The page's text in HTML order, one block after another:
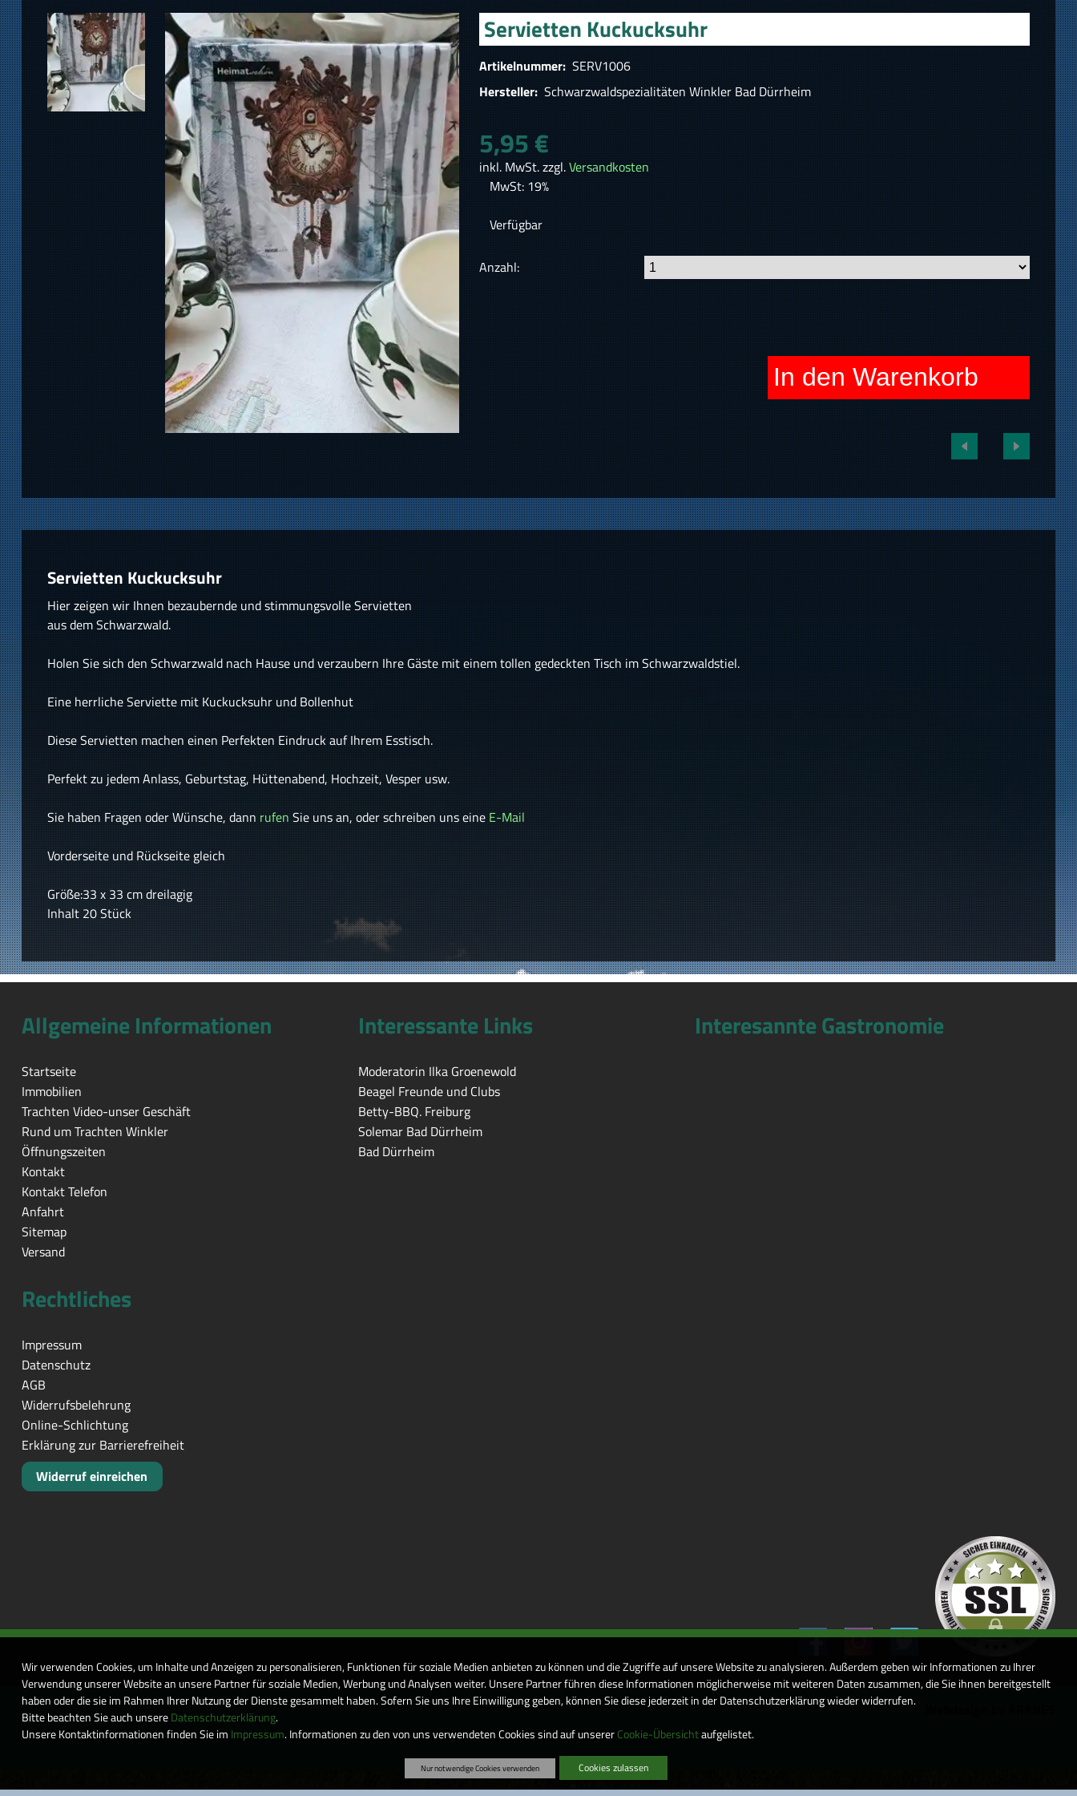
Servietten Kuckucksuhr
Artikelnummer: SERV1006
Hersteller: Schwarzwaldspezialitäten Winkler Bad Dürrheim
5,95 €
inkl. MwSt. zzgl.Versandkosten
MwSt: 19%
Verfügbar
Anzahl:
In den Warenkorb
Servietten Kuckucksuhr
Hier zeigen wir Ihnen bezaubernde und stimmungsvolle Servietten
aus dem Schwarzwald.
Holen Sie sich den Schwarzwald nach Hause und verzaubern Ihre Gäste mit einem tollen gedeckten Tisch im Schwarzwaldstiel.
Eine herrliche Serviette mit Kuckucksuhr und Bollenhut
Diese Servietten machen einen Perfekten Eindruck auf Ihrem Esstisch.
Perfekt zu jedem Anlass, Geburtstag, Hüttenabend, Hochzeit, Vesper usw.
Sie haben Fragen oder Wünsche, dann rufen Sie uns an, oder schreiben uns eine E-Mail
Vorderseite und Rückseite gleich
Größe:33 x 33 cm dreilagig
Inhalt 20 Stück
Allgemeine Informationen
Startseite
Immobilien
Trachten Video-unser Geschäft
Rund um Trachten Winkler
Öffnungszeiten
Kontakt
Kontakt Telefon
Anfahrt
Sitemap
Versand
Interessante Links
Moderatorin Ilka Groenewold
Beagel Freunde und Clubs
Betty-BBQ. Freiburg
Solemar Bad Dürrheim
Bad Dürrheim
Interesannte Gastronomie
Rechtliches
Impressum
Datenschutz
AGB
Widerrufsbelehrung
Online-Schlichtung
Erklärung zur Barrierefreiheit
Widerruf einreichen
Wir verwenden Cookies, um Inhalte und Anzeigen zu personalisieren, Funktionen für soziale Medien anbieten zu können und die Zugriffe auf unsere Website zu analysieren. Außerdem geben wir Informationen zu Ihrer
Verwendung unserer Website an unsere Partner für soziale Medien, Werbung und Analysen weiter. Unsere Partner führen diese Informationen möglicherweise mit weiteren Daten zusammen, die Sie ihnen bereitgestellt
haben oder die sie im Rahmen Ihrer Nutzung der Dienste gesammelt haben. Sofern Sie uns Ihre Einwilligung geben, können Sie diese jederzeit in der Datenschutzerklärung wieder widerrufen.
Bitte beachten Sie auch unsereDatenschutzerklärung.
Unsere Kontaktinformationen finden Sie im Impressum. Informationen zu den von uns verwendeten Cookies sind auf unsererCookie-Übersichtaufgelistet.
Nur notwendige Cookies verwenden Cookies zulassen